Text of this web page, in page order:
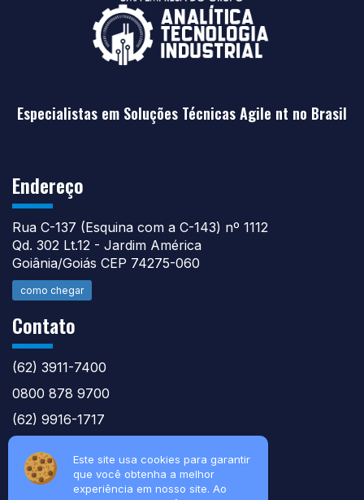
Este site usa cookies para garantir
que você obtenha a melhor
experiência em nosso site. Ao
Especialistas em Soluções Técnicas Agile nt no Brasil
Endereço
Rua C-137 (Esquina com a C-143) nº 1112
Qd. 302 Lt.12 - Jardim América
Goiânia/Goiás CEP 74275-060
como chegar
Contato
(62) 3911-7400
0800 878 9700
(62) 9916-1717